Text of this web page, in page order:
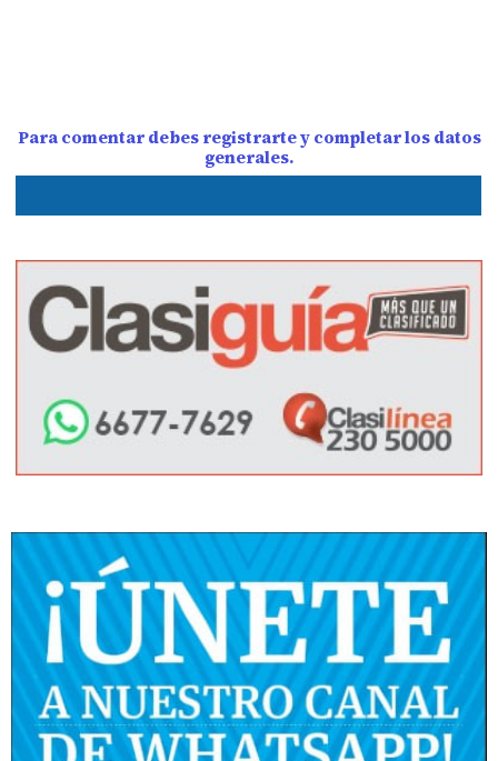
Para comentar debes registrarte y completar los datos
generales.